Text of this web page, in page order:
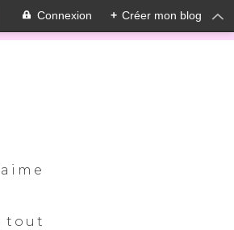
Connexion + Créer mon blog
tout